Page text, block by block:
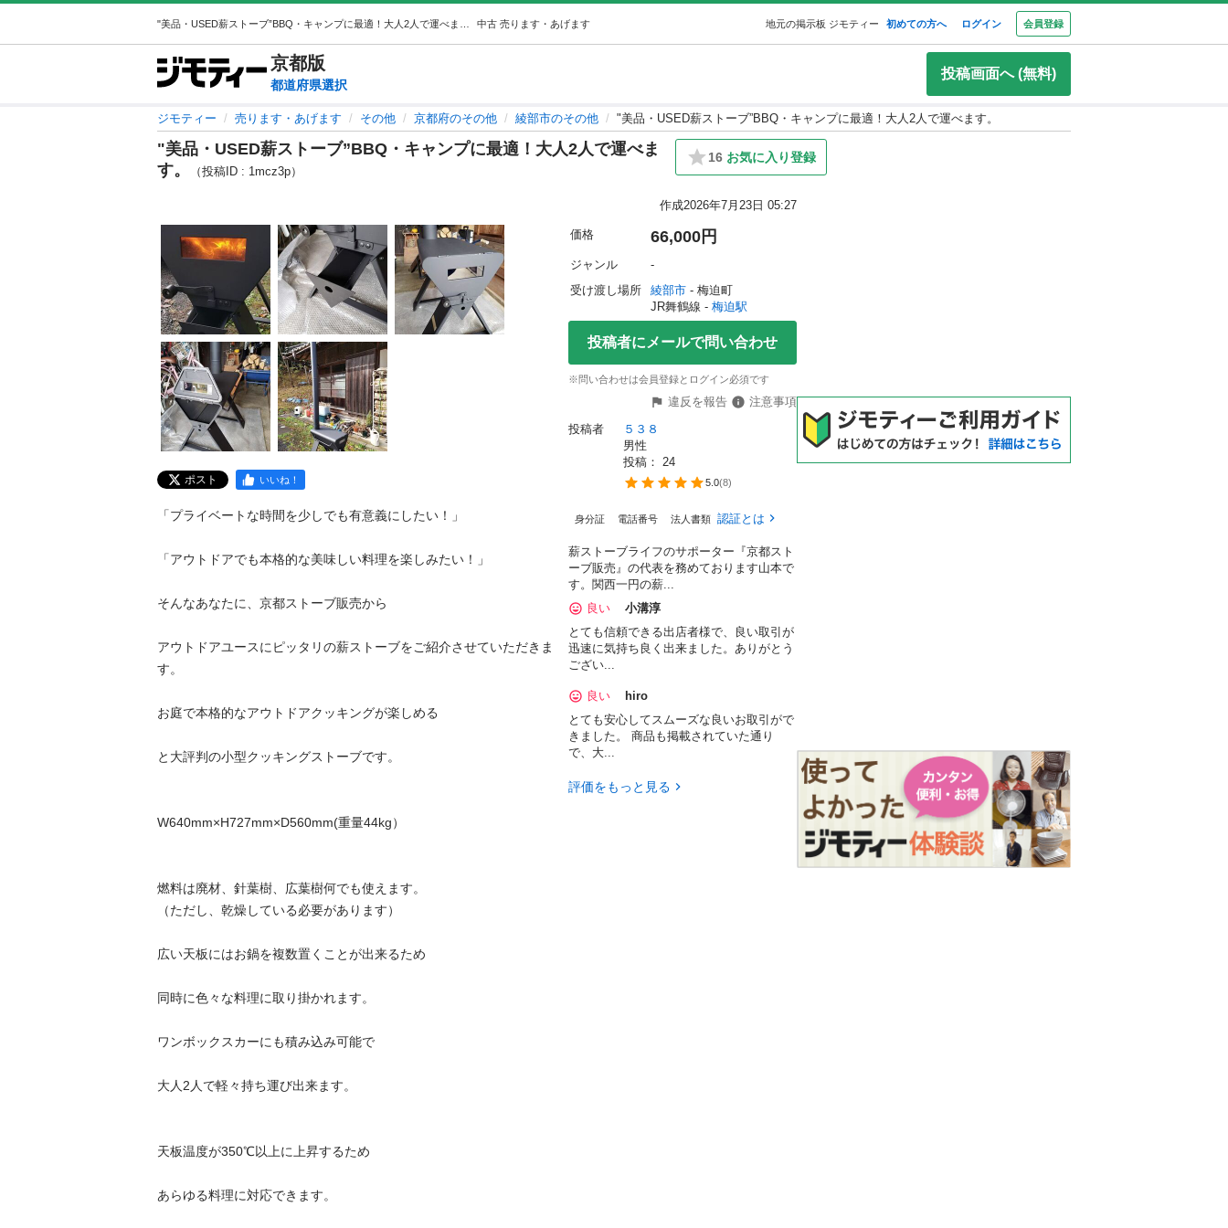
中古 売ります・あげます 地元の掲示板 ジモティー 初めての方へ ログイン 会員登録
京都版
都道府県選択
投稿画面へ (無料)
ジモティー 売ります・あげます その他 京都府のその他 綾部市のその他 "美品・USED薪ストーブ”BBQ・キャンプに最適！大人2人で運べます。
"美品・USED薪ストーブ”BBQ・キャンプに最適！大人2人で運べま
す。
（投稿ID : 1mcz3p）
16 お気に入り登録
作成2026年7月23日 05:27
ポスト いいね！
「プライベートな時間を少しでも有意義にしたい！」
「アウトドアでも本格的な美味しい料理を楽しみたい！」
そんなあなたに、京都ストーブ販売から
アウトドアユースにピッタリの薪ストーブをご紹介させていただきま
す。
お庭で本格的なアウトドアクッキングが楽しめる
と大評判の小型クッキングストーブです。
W640mm×H727mm×D560mm(重量44kg）
燃料は廃材、針葉樹、広葉樹何でも使えます。
（ただし、乾燥している必要があります）
広い天板にはお鍋を複数置くことが出来るため
同時に色々な料理に取り掛かれます。
ワンボックスカーにも積み込み可能で
大人2人で軽々持ち運び出来ます。
天板温度が350℃以上に上昇するため
あらゆる料理に対応できます。
価格 66,000円
ジャンル
-
受け渡し場所
綾部市 - 梅迫町
JR舞鶴線 - 梅迫駅
投稿者にメールで問い合わせ
※問い合わせは会員登録とログイン必須です
違反を報告
注意事項
投稿者
５３８
男性
投稿： 24
5.0(8)
身分証 電話番号 法人書類 認証とは
薪ストーブライフのサポーター『京都スト
ーブ販売』の代表を務めております山本で
す。関西一円の薪...
良い
小溝淳
とても信頼できる出店者様で、良い取引が
迅速に気持ち良く出来ました。ありがとう
ござい...
良い
hiro
とても安心してスムーズな良いお取引がで
きました。 商品も掲載されていた通り
で、大...
評価をもっと見る